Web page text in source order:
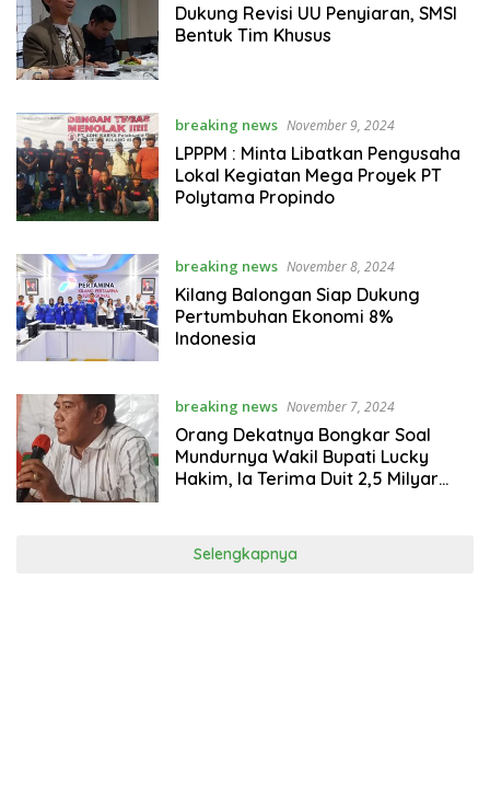
Dukung Revisi UU Penyiaran, SMSI
Bentuk Tim Khusus
breaking news November 9, 2024
LPPPM : Minta Libatkan Pengusaha
Lokal Kegiatan Mega Proyek PT
Polytama Propindo
breaking news November 8, 2024
Kilang Balongan Siap Dukung
Pertumbuhan Ekonomi 8%
Indonesia
breaking news November 7, 2024
Orang Dekatnya Bongkar Soal
Mundurnya Wakil Bupati Lucky
Hakim, Ia Terima Duit 2,5 Milyar
Selengkapnya